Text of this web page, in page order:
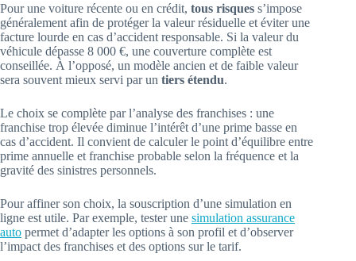
Pour une voiture récente ou en crédit, tous risques s’impose
généralement afin de protéger la valeur résiduelle et éviter une
facture lourde en cas d’accident responsable. Si la valeur du
véhicule dépasse 8 000 €, une couverture complète est
conseillée. À l’opposé, un modèle ancien et de faible valeur
sera souvent mieux servi par un tiers étendu.
Le choix se complète par l’analyse des franchises : une
franchise trop élevée diminue l’intérêt d’une prime basse en
cas d’accident. Il convient de calculer le point d’équilibre entre
prime annuelle et franchise probable selon la fréquence et la
gravité des sinistres personnels.
Pour affiner son choix, la souscription d’une simulation en
ligne est utile. Par exemple, tester une simulation assurance
auto permet d’adapter les options à son profil et d’observer
l’impact des franchises et des options sur le tarif.